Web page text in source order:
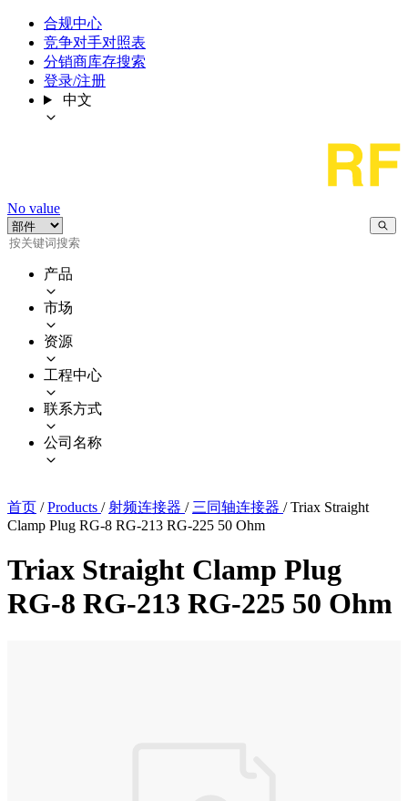
合规中心
竞争对手对照表
分销商库存搜索
登录/注册
中文
No value
产品
市场
资源
工程中心
联系方式
公司名称
首页 / Products / 射频连接器 / 三同轴连接器 / Triax Straight
Clamp Plug RG-8 RG-213 RG-225 50 Ohm
Triax Straight Clamp Plug
RG-8 RG-213 RG-225 50 Ohm